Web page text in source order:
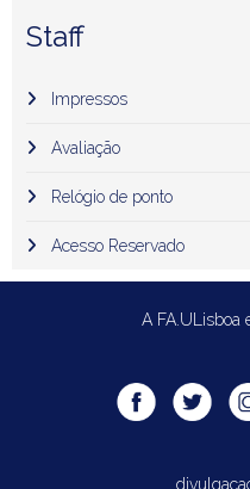
Staff
Impressos
Avaliação
Relógio de ponto
Acesso Reservado
A FA.ULisboa